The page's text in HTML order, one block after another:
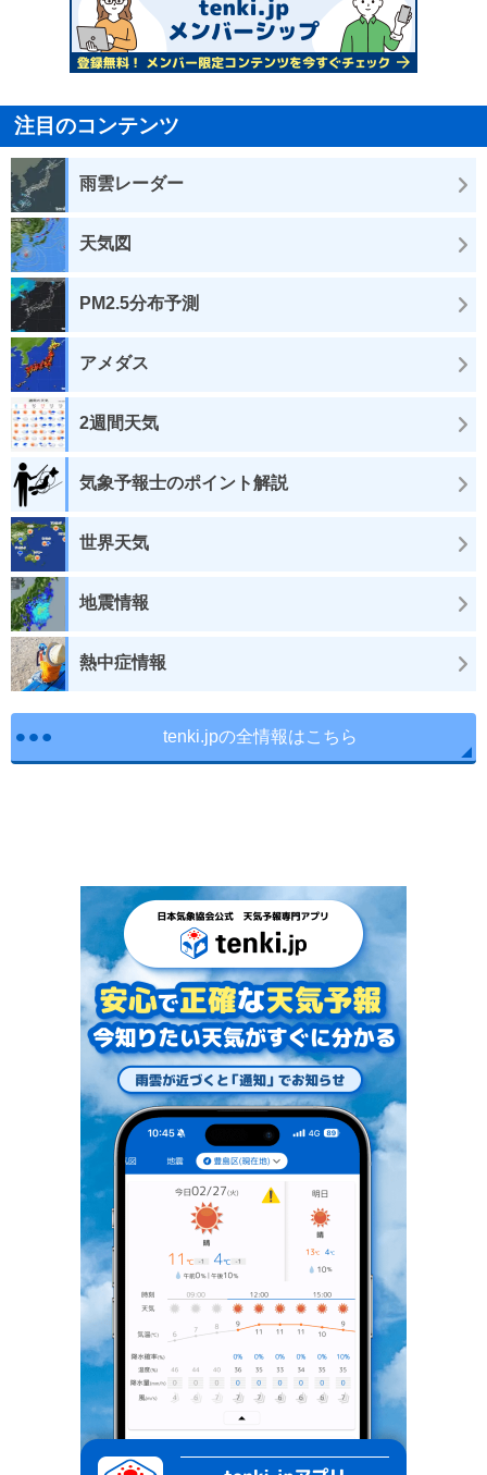
注目のコンテンツ
雨雲レーダー
天気図
PM2.5分布予測
アメダス
2週間天気
気象予報士のポイント解説
世界天気
地震情報
熱中症情報
tenki.jpの全情報はこちら